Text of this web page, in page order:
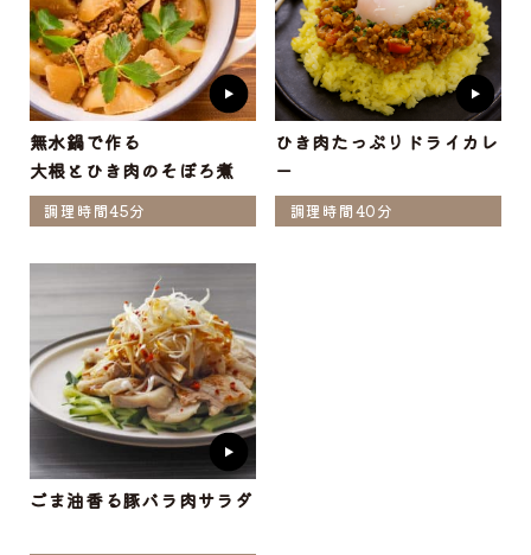
無水鍋で作る
大根とひき肉のそぼろ煮
調理時間45分
ひき肉たっぷりドライカレ
ー
調理時間40分
ごま油香る豚バラ肉サラダ